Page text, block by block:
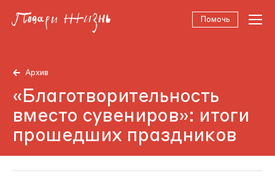
Помочь
Архив
«Благотворительность
вместо сувениров»: итоги
прошедших праздников